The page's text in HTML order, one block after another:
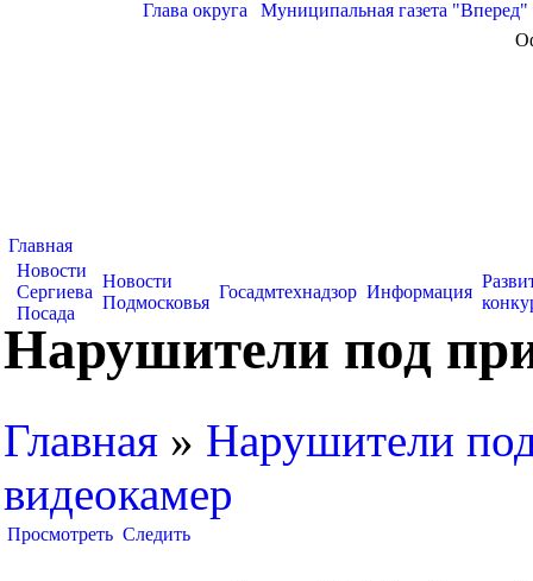
Глава округа Муниципальная газета "Вперед"
Главная
Новости
Сергиева
Посада
Новости
Подмосковья
Госадмтехнадзор Информация
Нарушители под
Главная » Нарушители
видеокамер
Просмотреть Следить